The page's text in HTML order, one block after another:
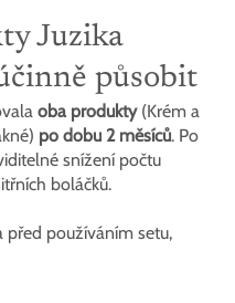
Juzika
působit
oba produkty (Krém a
po dobu 2 měsíců. Po
snížení počtu
boláčků.
před používáním setu,